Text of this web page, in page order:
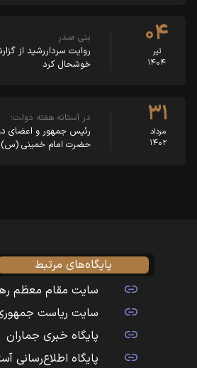
۰۴
تیر
۱۴۰۴
بنی صدر
روایت سرداررشید از
خوشحال کرد
۳۱
مرداد
۱۴۰۲
در آستانه هفته دولت؛
رئیس جمهور و اعضای
حضرت امام خمینی
پایگاه‌های مرتبط
سایت مقام معظم
سایت ریاست
پایگاه خبری جماران
پایگاه اطلاع‌رسانی